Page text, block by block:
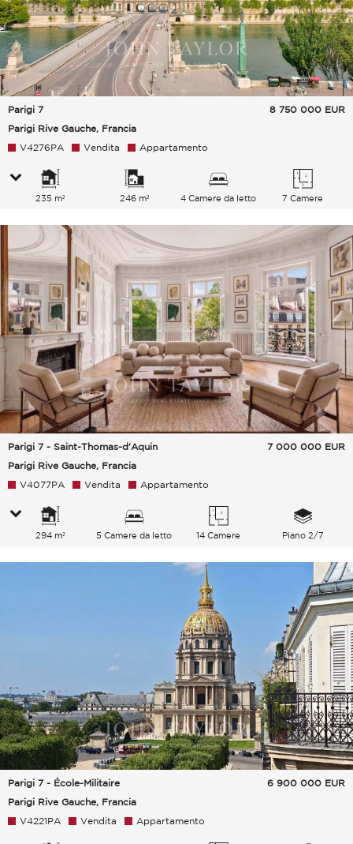
Parigi 7
Parigi Rive Gauche, Francia
8 750 000 EUR
V4276PA Vendita Appartamento
235 m² 246 m² 4 Camere da letto 7 Camere
Parigi 7 - Saint-Thomas-d'Aquin
Parigi Rive Gauche, Francia
7 000 000 EUR
V4077PA Vendita Appartamento
294 m² 5 Camere da letto 14 Camere Piano 2/7
Parigi 7 - École-Militaire
Parigi Rive Gauche, Francia
6 900 000 EUR
V4221PA Vendita Appartamento